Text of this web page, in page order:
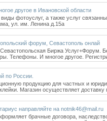
другое в Ивановской области
фотоуслуг, а также услуг
ул. им. Ленина д.15а
форум, Севастополь онлай
Биржа
Телефоны. И многое другое.
по России.
продукцию для частных и
Магазин осуществляет
направляйте на notnik46@mail.ru
брачные договора,